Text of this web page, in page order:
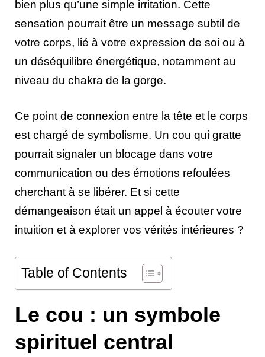
bien plus qu’une simple irritation. Cette
sensation pourrait être un message subtil de
votre corps, lié à votre expression de soi ou à
un déséquilibre énergétique, notamment au
niveau du chakra de la gorge.
Ce point de connexion entre la tête et le corps
est chargé de symbolisme. Un cou qui gratte
pourrait signaler un blocage dans votre
communication ou des émotions refoulées
cherchant à se libérer. Et si cette
démangeaison était un appel à écouter votre
intuition et à explorer vos vérités intérieures ?
Table of Contents
Le cou : un symbole
spirituel central